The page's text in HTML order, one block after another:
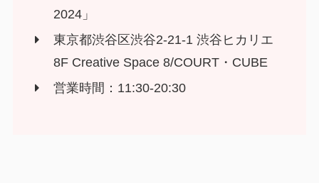
2024」
東京都渋谷区渋谷2-21-1 渋谷ヒカリエ
8F Creative Space 8/COURT・CUBE
営業時間：11:30-20:30